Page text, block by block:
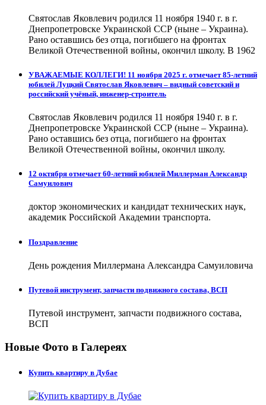
Святослав Яковлевич родился 11 ноября 1940 г. в г.
Днепропетровске Украинской ССР (ныне – Украина).
Рано оставшись без отца, погибшего на фронтах
Великой Отечественной войны, окончил школу. В 1962
УВАЖАЕМЫЕ КОЛЛЕГИ! 11 ноября 2025 г. отмечает 85-летний
юбилей Луцкий Святослав Яковлевич – видный советский и
российский учёный, инженер-строитель
Святослав Яковлевич родился 11 ноября 1940 г. в г.
Днепропетровске Украинской ССР (ныне – Украина).
Рано оставшись без отца, погибшего на фронтах
Великой Отечественной войны, окончил школу.
12 октября отмечает 60-летний юбилей Миллерман Александр
Самуилович
доктор экономических и кандидат технических наук,
академик Российской Академии транспорта.
Поздравление
День рождения Миллермана Александра Самуиловича
Путевой инструмент, запчасти подвижного состава, ВСП
Путевой инструмент, запчасти подвижного состава,
ВСП
Новые Фото в Галереях
Купить квартиру в Дубае